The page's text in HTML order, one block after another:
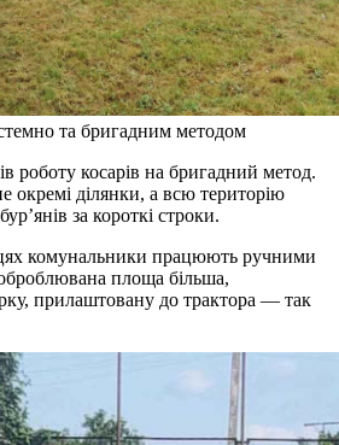
та бригадним методом
роботу косарів на бригадний метод.
окремі ділянки, а всю територію
за короткі строки.
комунальники працюють ручними
площа більша,
прилаштовану до трактора — так